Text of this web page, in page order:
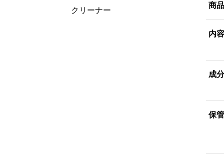
クリーナー
商
内容
成
保